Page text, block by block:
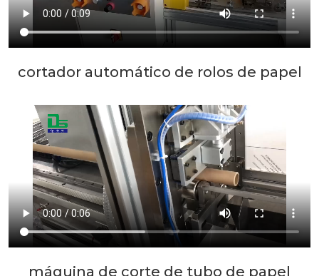
cortador automático de rolos de papel
alumínio
máquina de corte de tubo de papel